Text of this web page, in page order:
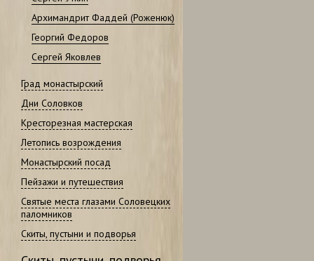
Архимандрит Фаддей (Роженюк)
Георгий Федоров
Сергей Яковлев
Град монастырский
Дни Соловков
Кресторезная мастерская
Летопись возрождения
Монастырский посад
Пейзажи и путешествия
Святые места глазами Соловецких
паломников
Скиты, пустыни и подворья